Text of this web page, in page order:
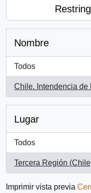
Nombre
Todos
Chile. Intendencia de
, 1 resultados
Lugar
Todos
Tercera Región
, 1 resultados
Imprimir vista previa